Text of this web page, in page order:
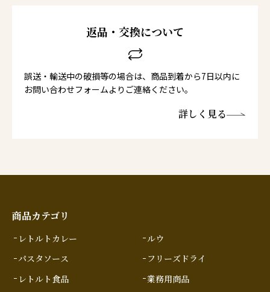
返品・交換について
誤送・輸送中の破損等の場合は、商品到着から7日以内に
お問い合わせフォームよりご連絡ください。
詳しく見る
商品カテゴリ
レトルトカレー
パスタソース
レトルト食品
ルウ
フリーズドライ
業務用商品